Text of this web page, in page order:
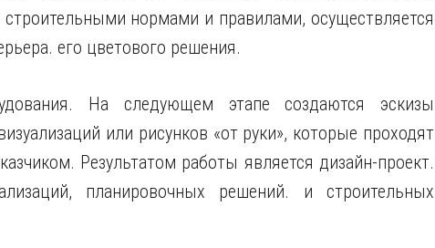
нормами и правилами, осуществляется
его цветового решения.
На следующем этапе создаются эскизы
или рисунков «от руки», которые проходят
Результатом работы является дизайн-проект.
планировочных решений. и строительных